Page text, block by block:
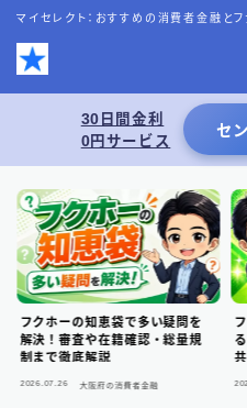
マイセレクト：おすすめの消費者金融とフ
MENU
お問い合わせ
プライバシーポリシー
特定商取引法表記
運営者情報
30日間金利
0円サービス
セ
フクホーの知恵袋で多い疑問を
解決！審査や在籍確認・総量規
制まで徹底解説
2026.07.26 大阪府の消費者金融